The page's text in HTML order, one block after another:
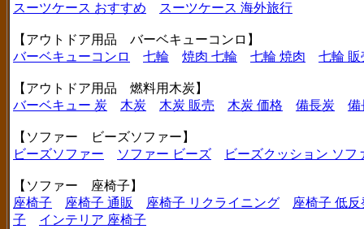
スーツケース おすすめ
スーツケース 海外旅行
【アウトドア用品 バーベキューコンロ】
バーベキューコンロ
七輪 焼肉 七輪 七輪 焼肉 七輪 販
【アウトドア用品 燃料用木炭】
バーベキュー 炭
木炭 木炭 販売 木炭 価格 備長炭 備
【ソファー ビーズソファー】
ビーズソファー
ソファー ビーズ ビーズクッション ソフ
【ソファー 座椅子】
座椅子
座椅子 通販 座椅子 リクライニング
座椅子 低反
子
インテリア 座椅子